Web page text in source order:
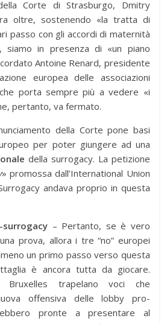
Corte di Strasburgo, Dmitry
oltre, sostenendo «la tratta di
passo con gli accordi di maternità
siamo in presenza di «un piano
Antoine Renard, presidente
europea delle associazioni
porta sempre più a vedere «i
pertanto, va fermato.
della Corte pone basi
per poter giungere ad una
della surrogacy. La petizione
» promossa dall’International Union
andava proprio in questa
– Pertanto, se è vero
prova, allora i tre “no” europei
un primo passo verso questa
è ancora tutta da giocare.
Bruxelles trapelano voci che
offensiva delle lobby pro-
pronte a presentare al